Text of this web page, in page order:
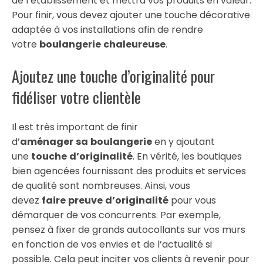
Pour finir, vous devez ajouter une touche décorative
adaptée à vos installations afin de rendre
votre boulangerie chaleureuse.
Ajoutez une touche d’originalité pour
fidéliser votre clientèle
Il est très important de finir
d’aménager sa boulangerieen y ajoutant
une touche d’originalité. En vérité, les boutiques
bien agencées fournissant des produits et services
de qualité sont nombreuses. Ainsi, vous
devez faire preuve d’originalité pour vous
démarquer de vos concurrents. Par exemple,
pensez à fixer de grands autocollants sur vos murs
en fonction de vos envies et de l’actualité si
possible. Cela peut inciter vos clients à revenir pour